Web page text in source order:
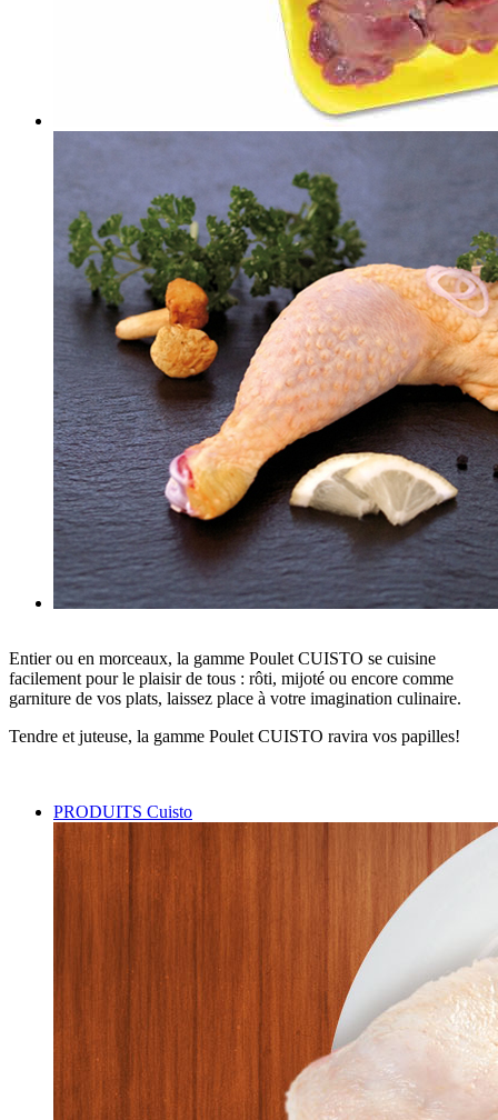
Entier ou en morceaux, la gamme Poulet CUISTO se cuisine
facilement pour le plaisir de tous : rôti, mijoté ou encore comme
garniture de vos plats, laissez place à votre imagination culinaire.
Tendre et juteuse, la gamme Poulet CUISTO ravira vos papilles!
PRODUITS Cuisto